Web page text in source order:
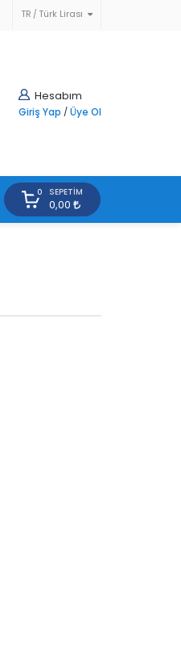
TR Türk Lirası
Hesabım
Giriş Yap / Üye Ol
0 SEPETIM
0,00